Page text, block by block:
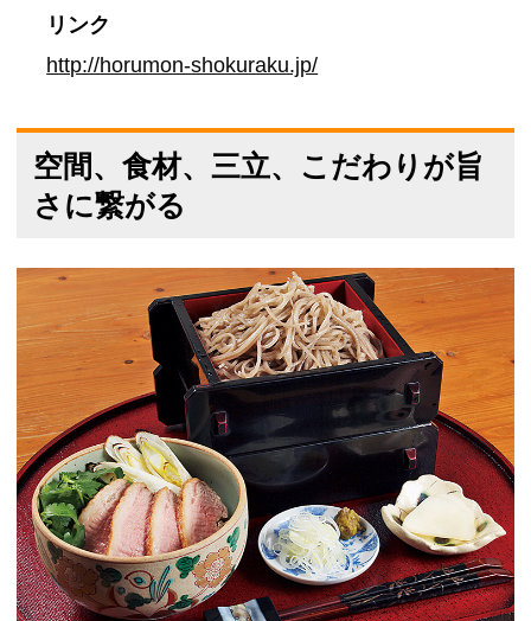
リンク
http://horumon-shokuraku.jp/
空間、食材、三立、こだわりが旨
さに繋がる